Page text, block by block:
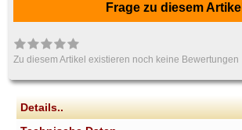
Frage zu diesem Artikel
Zu diesem Artikel existieren noch keine Bewertungen
Details..